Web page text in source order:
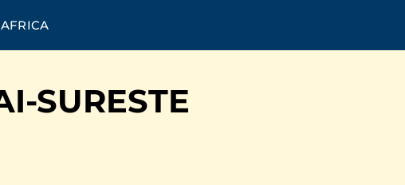
SURESTE